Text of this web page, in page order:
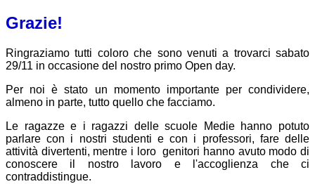
Grazie!
Ringraziamo tutti coloro che sono venuti a trovarci sabato
29/11 in occasione del nostro primo Open day.
Per noi è stato un momento importante per condividere,
almeno in parte, tutto quello che facciamo.
Le ragazze e i ragazzi delle scuole Medie hanno potuto
parlare con i nostri studenti e con i professori, fare delle
attività divertenti, mentre i loro genitori hanno avuto modo di
conoscere il nostro lavoro e l'accoglienza che ci
contraddistingue.